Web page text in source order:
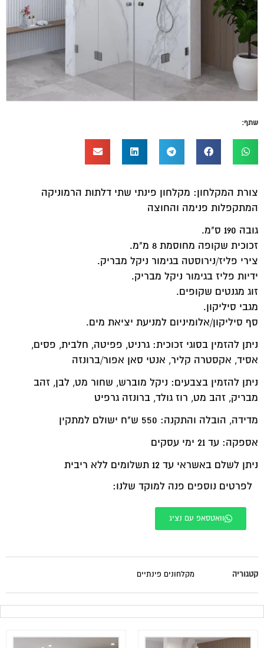
שתף:
צורת המקלחון: מקלחון פינתי שתי דלתות הרמוניקה
המתקפלות פנימה והחוצה
גובה 190 ס"מ.
זכוכית שקופה מחוסמת 8 מ"מ.
צירי פליז/נירוסטה בגימור ניקל מבריק.
ידיות פליז בגימור ניקל מבריק.
זוג מגנטים שקופים.
מגבי סיליקון.
סף סיליקון/אלומיניום למניעת יציאת מים.
ניתן להזמין בסוגי זכוכית: גרניט, פפיטה, חלבית, פסים,
אסיד, אקסטרה קליר, אנטי סאן אפור/ברונזה
ניתן להזמין בצבעים: ניקל מוברש, שחור מט, לבן, זהב
מבריק, זהב מט, רוז גולד, ברונזה גרפיט
מדידה, הובלה והתקנה: 550 ש"ח ישולם למתקין
אספקה: עד 21 ימי עסקים
ניתן לשלם באשראי עד 12 תשלומים ללא ריבית
לפרטים נוספים פנה למוקד שלנו:
וואטסאפ עם נציג
קטגוריה מקלחונים פינתיים